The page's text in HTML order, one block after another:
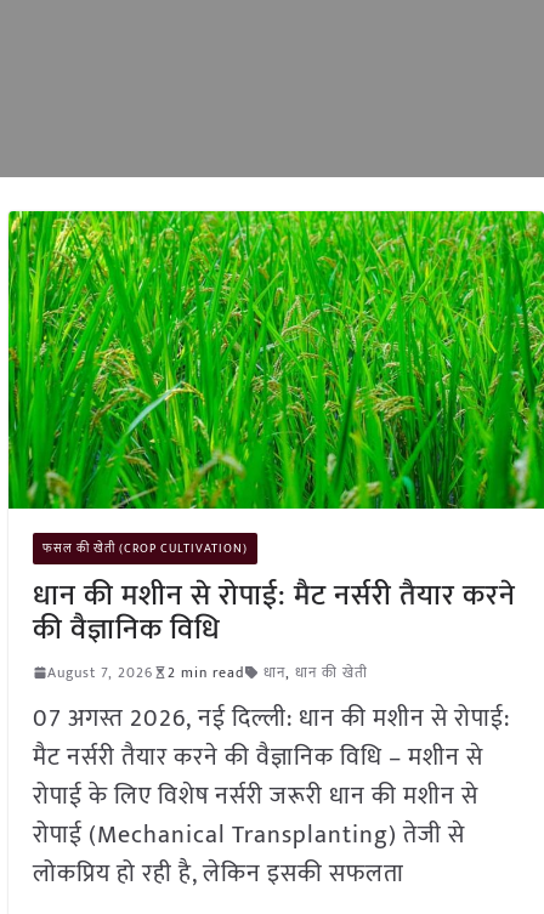
फसल की खेती (CROP CULTIVATION)
धान की मशीन से रोपाई: मैट नर्सरी तैयार करने
की वैज्ञानिक विधि
August 7, 2026 2 min read धान, धान की खेती
07 अगस्त 2026, नई दिल्ली: धान की मशीन से रोपाई:
मैट नर्सरी तैयार करने की वैज्ञानिक विधि – मशीन से
रोपाई के लिए विशेष नर्सरी जरूरी धान की मशीन से
रोपाई (Mechanical Transplanting) तेजी से
लोकप्रिय हो रही है, लेकिन इसकी सफलता